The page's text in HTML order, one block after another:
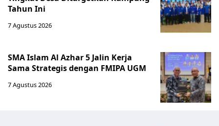
Tahun Ini
7 Agustus 2026
SMA Islam Al Azhar 5 Jalin Kerja
Sama Strategis dengan FMIPA UGM
7 Agustus 2026